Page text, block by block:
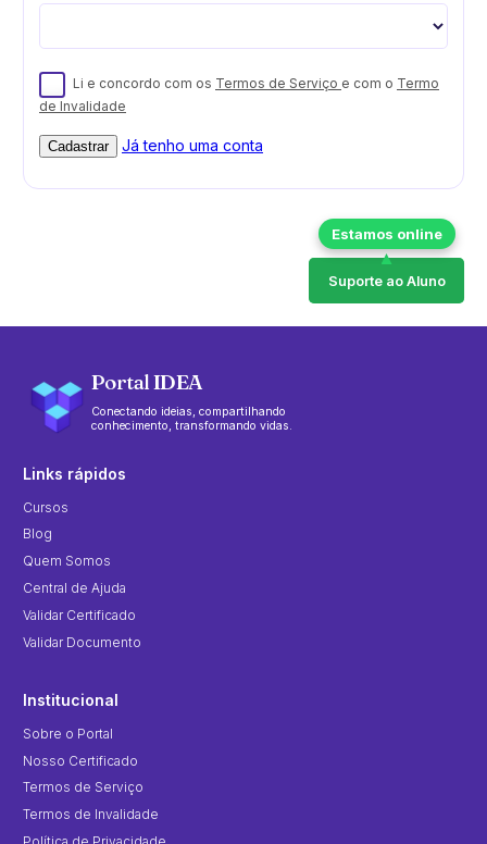
Li e concordo com os Termos de Serviço e com o Termo
de Invalidade
Cadastrar Já tenho uma conta
Suporte ao Aluno
Portal IDEA
Conectando ideias, compartilhando
conhecimento, transformando vidas.
Links rápidos
Cursos
Blog
Quem Somos
Central de Ajuda
Validar Certificado
Validar Documento
Institucional
Sobre o Portal
Nosso Certificado
Termos de Serviço
Termos de Invalidade